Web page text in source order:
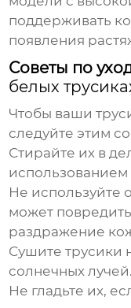
поддерживать
появления
Советы по
белых
Чтобы ваши
следуйте этим
Стирайте их в
Не используйте
может
раздражение
Сушите трусики
солнечных лучей.
Не гладьте их,